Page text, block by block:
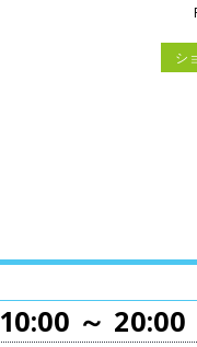
シ
10:00 ～ 20:00